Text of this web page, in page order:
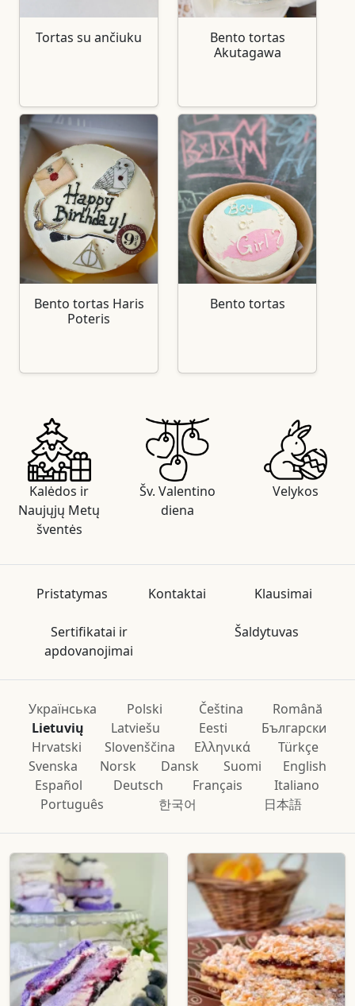
Tortas su ančiuku
Bento tortas
Akutagawa
Bento tortas Haris
Poteris
Bento tortas
Kalėdos ir
Naujųjų Metų
šventės
Šv. Valentino
diena
Velykos
Pristatymas Kontaktai Klausimai
Sertifikatai ir
apdovanojimai
Šaldytuvas
Українська Polski Čeština
Română
Lietuvių
Latviešu Eesti
Български
Hrvatski
Slovenščina Ελληνικά
Türkçe
Svenska
Norsk Dansk Suomi
English
Español
Deutsch Français
Italiano
Português
한국어 日本語